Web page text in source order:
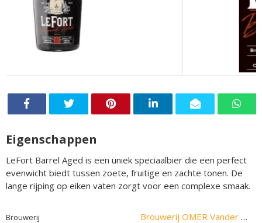
Eigenschappen
LeFort Barrel Aged is een uniek speciaalbier die een perfect
evenwicht biedt tussen zoete, fruitige en zachte tonen. De
lange rijping op eiken vaten zorgt voor een complexe smaak.
Brouwerij Brouwerij OMER Vander Ghinste